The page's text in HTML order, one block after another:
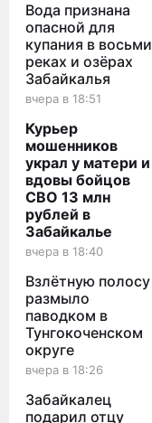
Вода признана
опасной для
купания в восьми
реках и озёрах
Забайкалья
вчера в 18:51
Курьер
мошенников
украл у матери и
вдовы бойцов
СВО 13 млн
рублей в
Забайкалье
вчера в 18:40
Взлётную полосу
размыло
паводком в
Тунгокоченском
округе
вчера в 18:26
Забайкалец
подарил отцу